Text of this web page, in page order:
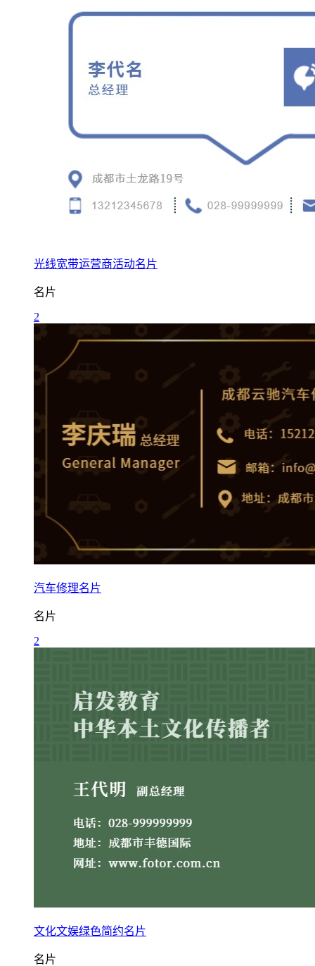
光线宽带运营商活动名片
名片
2
汽车修理名片
名片
2
文化文娱绿色简约名片
名片